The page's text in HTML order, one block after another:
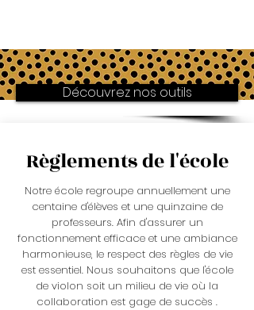
Découvrez nos outils
Règlements de l'école
Notre école regroupe annuellement une
centaine d'élèves et une quinzaine de
professeurs. Afin d'assurer un
fonctionnement efficace et une ambiance
harmonieuse, le respect des règles de vie
est essentiel. Nous souhaitons que l'école
de violon soit un milieu de vie où la
collaboration est gage de succès .